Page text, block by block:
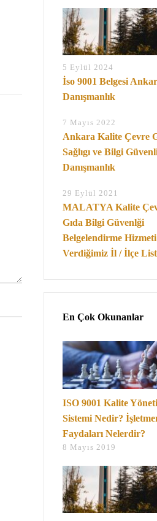
5 Eylül 2024
İso 9001 Belgesi
Danışmanlık
7 Mayıs 2022
Ankara Kalite Çevre
Sağlıgı ve Bilgi
Danışmanlık
29 Eylül 2021
MALATYA Kalite
Gıda Bilgi Güvenlği
Belgelendirme Hizmeti
Verdiğimiz İl / İlçe
En Çok Okunanlar
ISO 9001 Kalite
Sistemi Nedir?
Faydaları Nelerdir?
8 Mayıs 2019